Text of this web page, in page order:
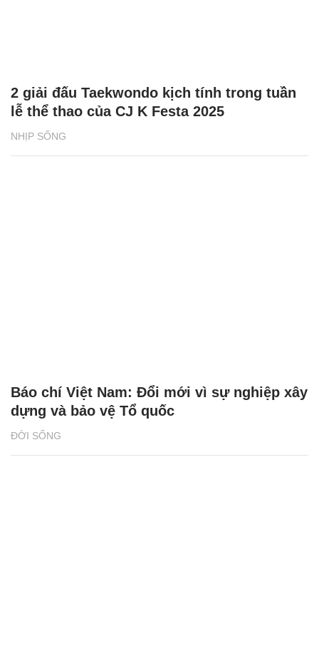
NHỊP SỐNG
2 giải đấu Taekwondo kịch tính trong tuần
lễ thể thao của CJ K Festa 2025
ĐỜI SỐNG
Báo chí Việt Nam: Đổi mới vì sự nghiệp xây
dựng và bảo vệ Tổ quốc